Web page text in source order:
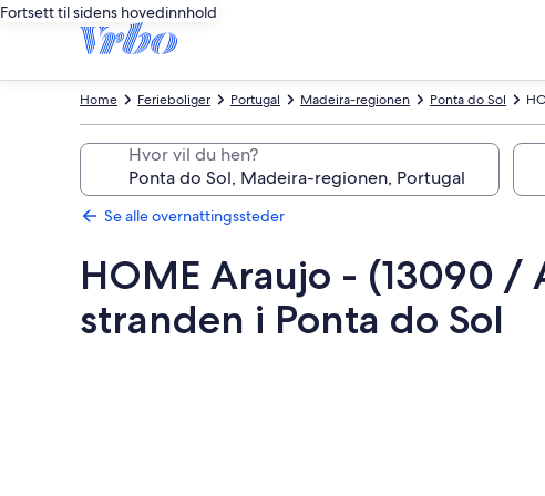
Fortsett til sidens hovedinnhold
Ponta do Sol
Madeira-regionen
Portugal
Ferieboliger
Home
Hvor vil du hen?
Se alle overnattingssteder
HOME Araujo - (13090 /
stranden i Ponta do Sol